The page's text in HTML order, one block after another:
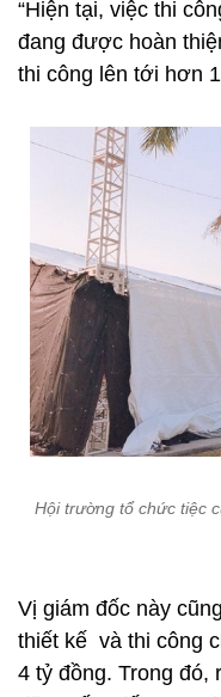
“Hiện tại, việc thi
đang được hoàn
thi công lên tới hơn
Hội trường tổ chức tiệc
Vị giám đốc này
thiết kế và thi công
4 tỷ đồng. Trong đó,